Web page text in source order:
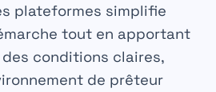
plateformes simplifie
tout en apportant
conditions claires,
de prêteur